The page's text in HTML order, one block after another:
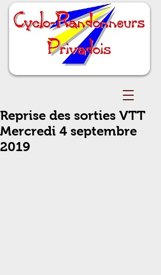
Reprise des sorties VTT
Mercredi 4 septembre
2019